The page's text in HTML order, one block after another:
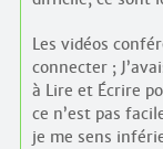
Les vidéos
connecter ;
à Lire et Écrire
ce n’est pas
je me sens